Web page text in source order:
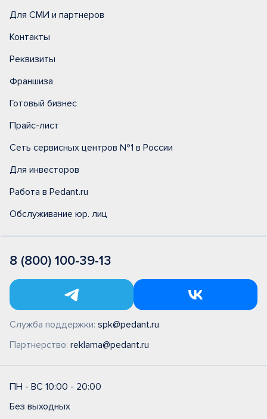
Для СМИ и партнеров
Контакты
Реквизиты
Франшиза
Готовый бизнес
Прайс-лист
Сеть сервисных центров №1 в России
Для инвесторов
Работа в Pedant.ru
Обслуживание юр. лиц
8 (800) 100-39-13
Служба поддержки: spk@pedant.ru
Партнерство: reklama@pedant.ru
ПН - ВС 10:00 - 20:00
Без выходных